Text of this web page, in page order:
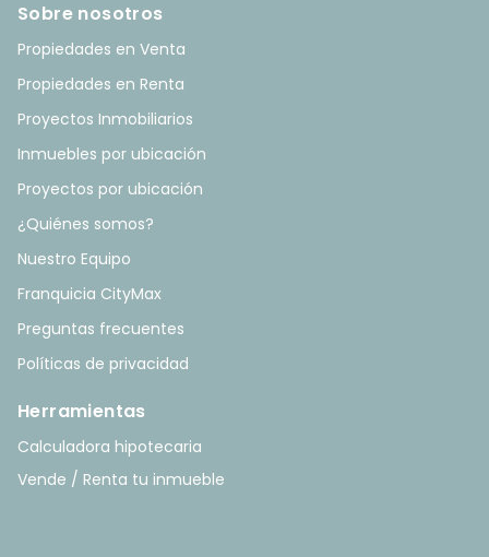
Sobre nosotros
Propiedades en Venta
Propiedades en Renta
Proyectos Inmobiliarios
Inmuebles por ubicación
Proyectos por ubicación
¿Quiénes somos?
Nuestro Equipo
Franquicia CityMax
Preguntas frecuentes
Políticas de privacidad
Herramientas
Calculadora hipotecaria
Vende / Renta tu inmueble